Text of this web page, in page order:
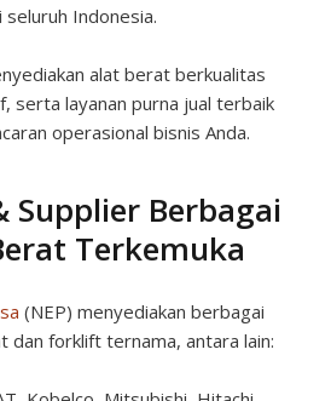
Indonesia.
alat berat berkualitas
serta layanan purna jual terbaik
operasional bisnis Anda.
Berbagai
Terkemuka
(NEP) menyediakan berbagai
dan forklift ternama, antara lain: